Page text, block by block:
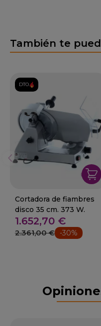
También te
DTO.
Cortadora de fiambres
disco 35 cm. 373 W.
1.652,70 €
2.361,00 € -30%